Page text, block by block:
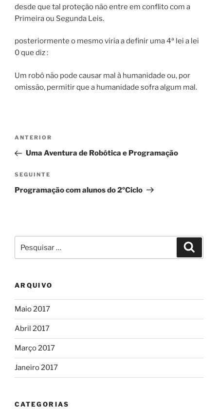
desde que tal proteção não entre em conflito com a
Primeira ou Segunda Leis.
posteriormente o mesmo viria a definir uma 4ª lei a lei
0 que diz :
Um robô não pode causar mal à humanidade ou, por
omissão, permitir que a humanidade sofra algum mal.
Navegação
artigos
Conteúdo
anterior
ANTERIOR
Uma Aventura de Robótica e Programação
Conteúdo
seguinte
SEGUINTE
Programação com alunos do 2ºCiclo
por:
ARQUIVO
Maio 2017
Abril 2017
Março 2017
Janeiro 2017
CATEGORIAS